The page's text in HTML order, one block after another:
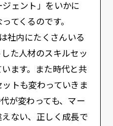
ェント」をいかに
てくるのです。
社内にたくさんいる
た人材のスキルセッ
ます。また時代と共
トも変わっていきま
が変わっても、マー
ない、正しく成長で